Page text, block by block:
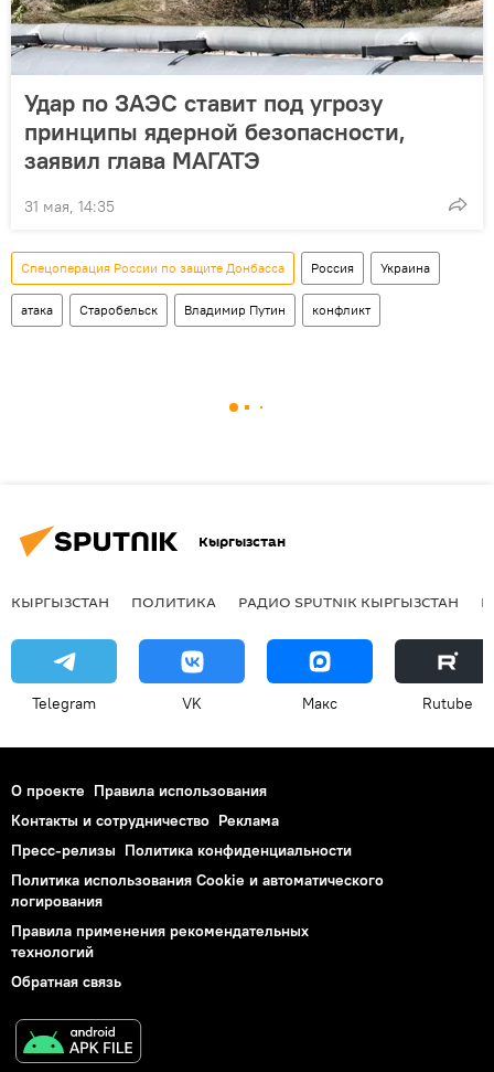
Удар по ЗАЭС ставит под угрозу
принципы ядерной безопасности,
заявил глава МАГАТЭ
31 мая, 14:35
Спецоперация России по защите Донбасса Россия Украина
атака Старобельск Владимир Путин конфликт
Кыргызстан
КЫРГЫЗСТАН ПОЛИТИКА РАДИО SPUTNIK КЫРГЫЗСТАН
Telegram VK Макс Rutube
О проекте Правила использования
Контакты и сотрудничество Реклама
Пресс-релизы Политика конфиденциальности
Политика использования Cookie и автоматического
логирования
Правила применения рекомендательных
технологий
Обратная связь